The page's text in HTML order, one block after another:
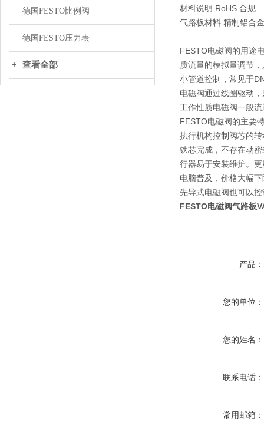
德国FESTO比例阀
德国FESTO压力表
查看全部
材料说明 RoHS 合规
气路板材料 精制铝合金
FESTO电磁阀的用途
质流量的模拟量调节
小管道控制，常见于
电磁阀通过线圈驱动
工作性质电磁阀一般
FESTO电磁阀的主要
执行机构控制阀芯的
铁芯完成，不存在动
行器易于安装维护。
电脑普及，价格大幅
先导式电磁阀也可以
FESTO电磁阀气路板
产品：
您的单位：
您的姓名：
联系电话：
常用邮箱：